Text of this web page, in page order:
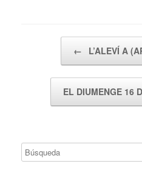
← L’ALEVÍ A
EL DIUMENGE 16